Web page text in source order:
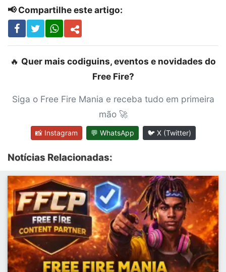
📢 Compartilhe este artigo:
🔥 Quer mais codiguins, eventos e novidades do
Free Fire?
Siga o Free Fire Mania e receba tudo em primeira
mão 🚀
📸 Instagram 💬 WhatsApp 🐦 X (Twitter)
Notícias Relacionadas: